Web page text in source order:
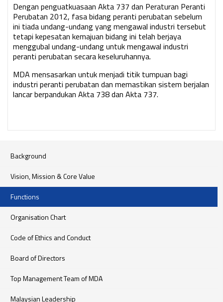
Dengan penguatkuasaan Akta 737 dan Peraturan Peranti
Perubatan 2012, fasa bidang peranti perubatan sebelum
ini tiada undang-undang yang mengawal industri tersebut
tetapi kepesatan kemajuan bidang ini telah berjaya
menggubal undang-undang untuk mengawal industri
peranti perubatan secara keseluruhannya.
MDA mensasarkan untuk menjadi titik tumpuan bagi
industri peranti perubatan dan memastikan sistem berjalan
lancar berpandukan Akta 738 dan Akta 737.
Background
Vision, Mission & Core Value
Functions
Organisation Chart
Code of Ethics and Conduct
Board of Directors
Top Management Team of MDA
Malaysian Leadership